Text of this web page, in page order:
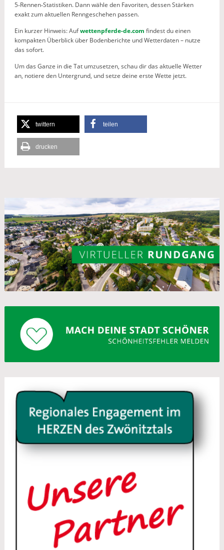
5‑Rennen‑Statistiken. Dann wähle den Favoriten, dessen Stärken
exakt zum aktuellen Renngeschehen passen.
Ein kurzer Hinweis: Aufwettenpferde-de.com findest du einen
kompakten Überblick über Bodenberichte und Wetterdaten – nutze
das sofort.
Um das Ganze in die Tat umzusetzen, schau dir das aktuelle Wetter
an, notiere den Untergrund, und setze deine erste Wette jetzt.
twittern teilen
drucken